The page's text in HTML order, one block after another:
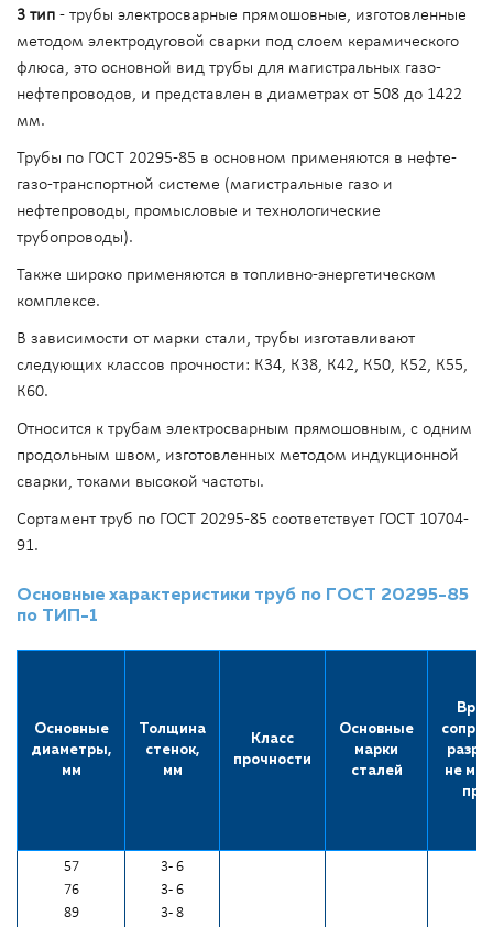
3 тип - трубы электросварные прямошовные, изготовленные
методом электродуговой сварки под слоем керамического
флюса, это основной вид трубы для магистральных газо-
нефтепроводов, и представлен в диаметрах от 508 до 1422
мм.
Трубы по ГОСТ 20295-85 в основном применяются в нефте-
газо-транспортной системе (магистральные газо и
нефтепроводы, промысловые и технологические
трубопроводы).
Также широко применяются в топливно-энергетическом
комплексе.
В зависимости от марки стали, трубы изготавливают
следующих классов прочности: К34, К38, К42, К50, К52, К55,
К60.
Относится к трубам электросварным прямошовным, с одним
продольным швом, изготовленных методом индукционной
сварки, токами высокой частоты.
Сортамент труб по ГОСТ 20295-85 соответствует ГОСТ 10704-
91.
Основные характеристики труб по ГОСТ 20295-85
по ТИП-1
Основные
диаметры,
мм
Толщина
стенок,
мм
Класс
прочности
Основные
марки
сталей
не
57
76
89
3 - 6
3 - 6
3 - 8